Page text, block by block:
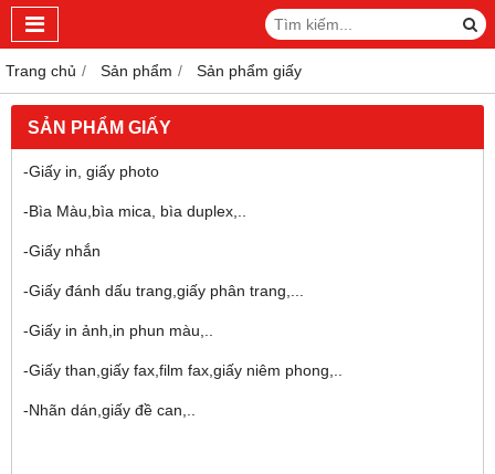
Trang chủ Sản phẩm Sản phẩm giấy
SẢN PHẨM GIẤY
-Giấy in, giấy photo
-Bìa Màu,bìa mica, bìa duplex,..
-Giấy nhắn
-Giấy đánh dấu trang,giấy phân trang,...
-Giấy in ảnh,in phun màu,..
-Giấy than,giấy fax,film fax,giấy niêm phong,..
-Nhãn dán,giấy đề can,..